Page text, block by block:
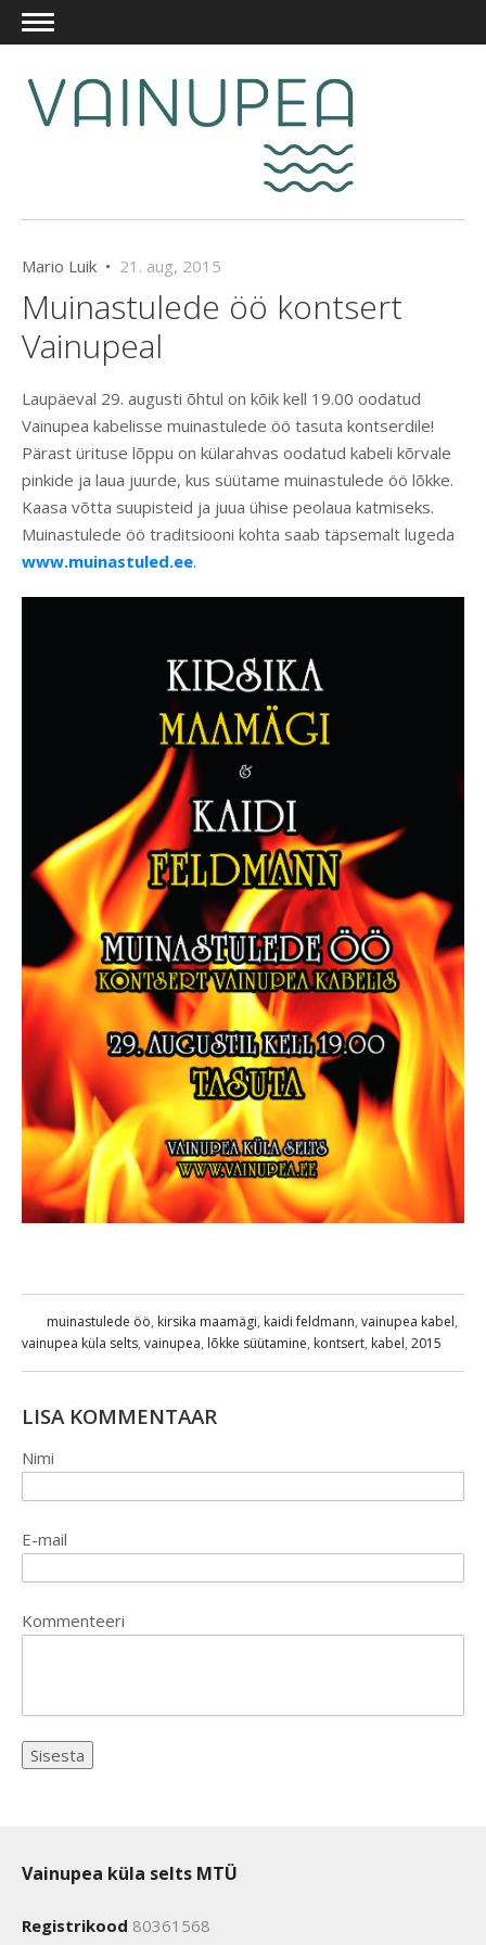
Mario Luik • 21. aug, 2015
Muinastulede öö kontsert
Vainupeal
Laupäeval 29. augusti õhtul on kõik kell 19.00 oodatud
Vainupea kabelisse muinastulede öö tasuta kontserdile!
Pärast ürituse lõppu on külarahvas oodatud kabeli kõrvale
pinkide ja laua juurde, kus süütame muinastulede öö lõkke.
Kaasa võtta suupisteid ja juua ühise peolaua katmiseks.
Muinastulede öö traditsiooni kohta saab täpsemalt lugeda
www.muinastuled.ee.
muinastulede öö, kirsika maamägi, kaidi feldmann, vainupea kabel,
vainupea küla selts, vainupea, lõkke süütamine, kontsert, kabel, 2015
LISA KOMMENTAAR
Nimi
E-mail
Kommenteeri
Vainupea küla selts MTÜ
Registrikood 80361568